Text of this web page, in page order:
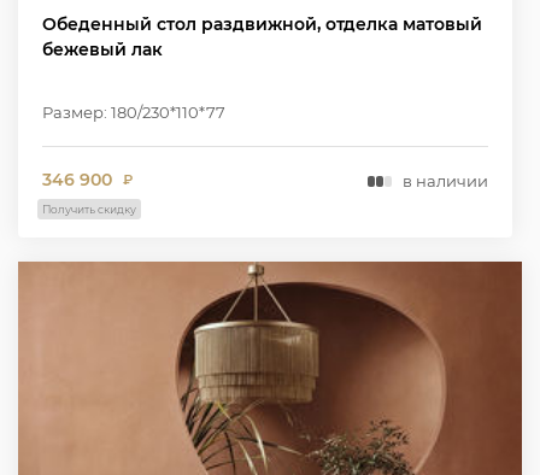
Обеденный стол раздвижной, отделка матовый
бежевый лак
Размер: 180/230*110*77
346 900 ₽ в наличии
Получить скидку